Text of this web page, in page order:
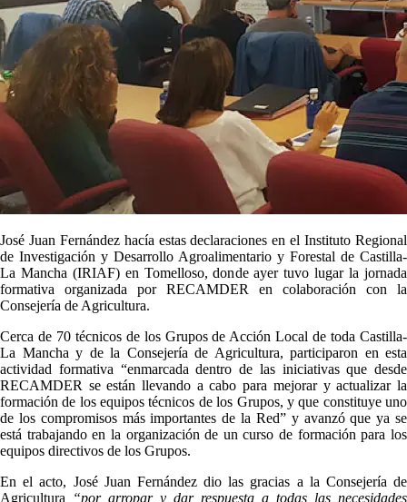
José Juan Fernández hacía estas declaraciones en el Instituto Regional
de Investigación y Desarrollo Agroalimentario y Forestal de Castilla-
La Mancha (IRIAF) en Tomelloso, donde ayer tuvo lugar la jornada
formativa organizada por RECAMDER en colaboración con la
Consejería de Agricultura.
Cerca de 70 técnicos de los Grupos de Acción Local de toda Castilla-
La Mancha y de la Consejería de Agricultura, participaron en esta
actividad formativa “enmarcada dentro de las iniciativas que desde
RECAMDER se están llevando a cabo para mejorar y actualizar la
formación de los equipos técnicos de los Grupos, y que constituye uno
de los compromisos más importantes de la Red” y avanzó que ya se
está trabajando en la organización de un curso de formación para los
equipos directivos de los Grupos.
En el acto, José Juan Fernández dio las gracias a la Consejería de
Agricultura “por arropar y dar respuesta a todas las necesidades